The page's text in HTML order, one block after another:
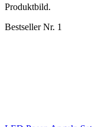
Produktbild.
Bestseller Nr. 1